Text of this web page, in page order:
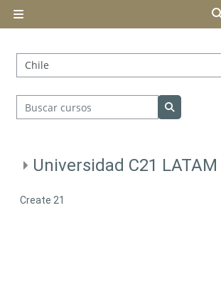
Painel lateral
Categorias de Cursos
Buscar cursos
Buscar
Universidad C21
Create 21